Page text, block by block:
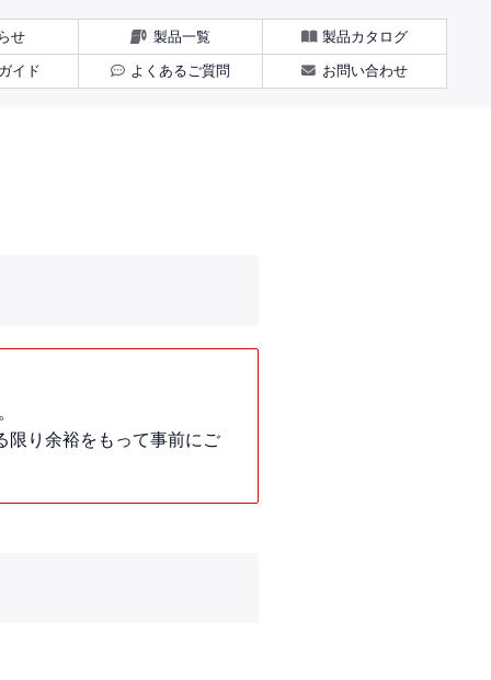
せ 製品一覧 製品カタログ
イド よくあるご質問 お問い合わせ
限り余裕をもって事前にご